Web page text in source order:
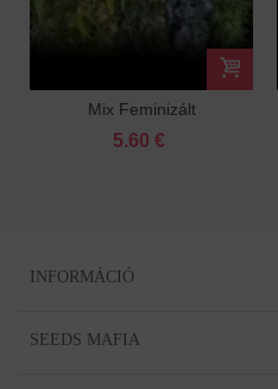
Mix Feminizált
5.60 €
INFORMÁCIÓ
SEEDS MAFIA